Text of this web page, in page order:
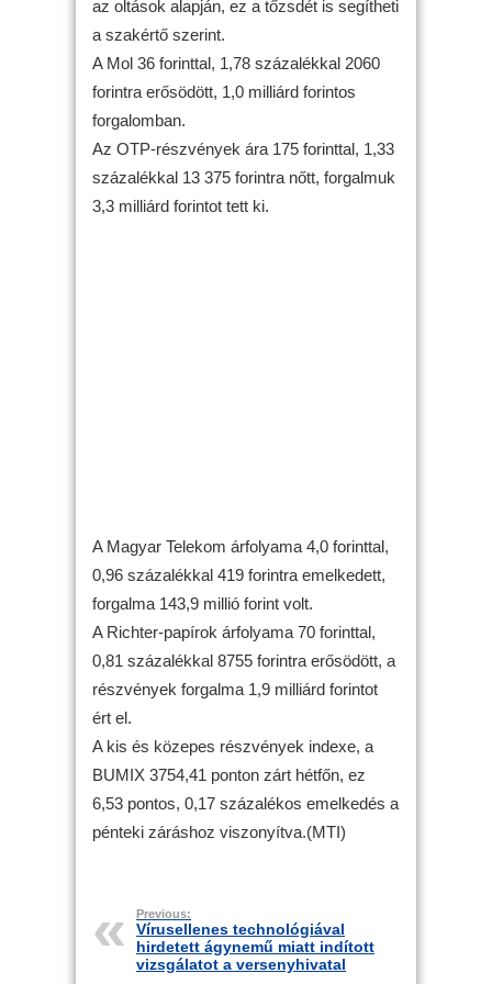
az oltások alapján, ez a tőzsdét is segítheti
a szakértő szerint.
A Mol 36 forinttal, 1,78 százalékkal 2060
forintra erősödött, 1,0 milliárd forintos
forgalomban.
Az OTP-részvények ára 175 forinttal, 1,33
százalékkal 13 375 forintra nőtt, forgalmuk
3,3 milliárd forintot tett ki.
A Magyar Telekom árfolyama 4,0 forinttal,
0,96 százalékkal 419 forintra emelkedett,
forgalma 143,9 millió forint volt.
A Richter-papírok árfolyama 70 forinttal,
0,81 százalékkal 8755 forintra erősödött, a
részvények forgalma 1,9 milliárd forintot
ért el.
A kis és közepes részvények indexe, a
BUMIX 3754,41 ponton zárt hétfőn, ez
6,53 pontos, 0,17 százalékos emelkedés a
pénteki záráshoz viszonyítva.(MTI)
Previous:
Vírusellenes technológiával
hirdetett ágynemű miatt indított
vizsgálatot a versenyhivatal